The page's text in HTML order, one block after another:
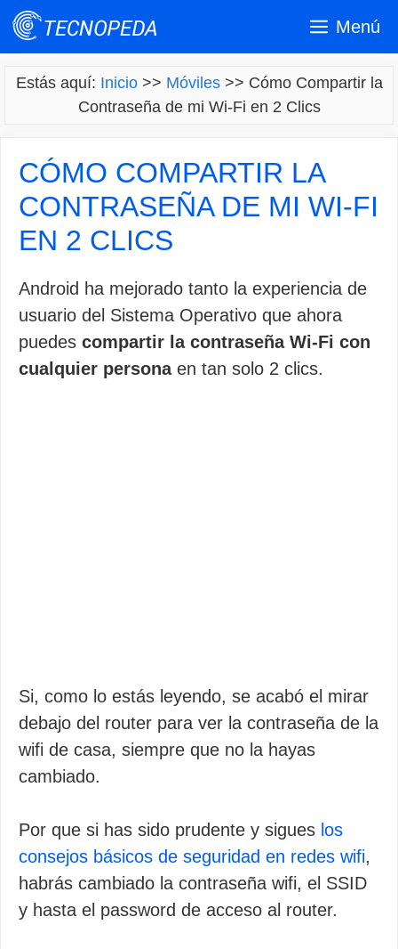
Saltar
Menú
Estás aquí: Inicio>> Móviles>> Cómo Compartir la
Contraseña de mi Wi-Fi en 2 Clics
CÓMO COMPARTIR LA
CONTRASEÑA DE MI WI-FI
EN 2 CLICS
Android ha mejorado tanto la experiencia de
usuario del Sistema Operativo que ahora
puedes compartir la contraseña Wi-Fi con
cualquier personaen tan solo 2 clics.
Si, como lo estás leyendo, se acabó el mirar
debajo del router para ver la contraseña de la
wifi de casa, siempre que no la hayas
cambiado.
Por que si has sido prudente y sigues los
consejos básicos de seguridad en redes wifi,
habrás cambiado la contraseña wifi, el SSID
y hasta el password de acceso al router.